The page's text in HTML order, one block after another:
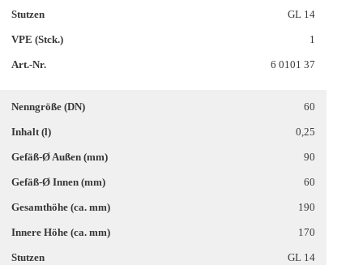
GL 14
1
6 0101 37
60
0,25
90
60
190
170
GL 14